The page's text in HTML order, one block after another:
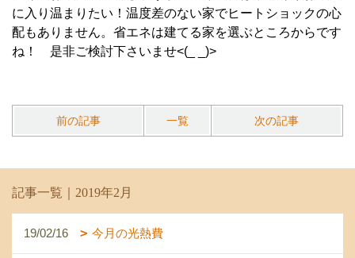
に入り温まりたい！温度差のない家でヒートショックの心
配もありません。省エネは建てる家を選ぶところからです
ね！ 是非ご検討下さいませ<(_ _)>
前の記事 一覧 次の記事
記事一覧｜2019年2月
19/02/16 今月の光熱費